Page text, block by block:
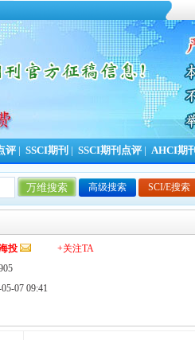
评 SSCI期刊 SSCI期刊点评 AHCI期刊
高级搜索 SCI/E搜索
投
+关注TA
07 09:41